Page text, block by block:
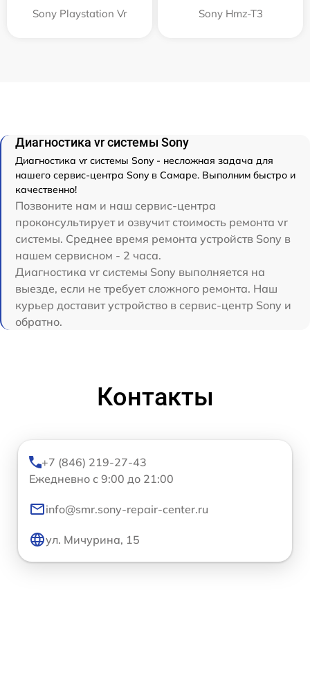
Sony Playstation Vr Sony Hmz-T3
Диагностика vr системы Sony
Диагностика vr системы Sony - несложная задача для
нашего сервис-центра Sony в Самаре. Выполним быстро и
качественно!
Позвоните нам и наш сервис-центра
проконсультирует и озвучит стоимость ремонта vr
системы. Среднее время ремонта устройств Sony в
нашем сервисном - 2 часа.
Диагностика vr системы Sony выполняется на
выезде, если не требует сложного ремонта. Наш
курьер доставит устройство в сервис-центр Sony и
обратно.
Контакты
+7 (846) 219-27-43
Ежедневно с 9:00 до 21:00
info@smr.sony-repair-center.ru
ул. Мичурина, 15